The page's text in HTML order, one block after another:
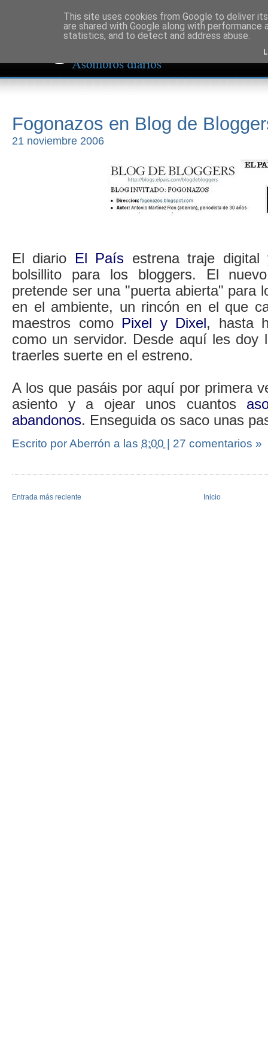
Fogonazos en Blog de
21 noviembre 2006
El diario El País estrena traje
bolsillito para los bloggers. El
pretende ser una "puerta abierta" para
en el ambiente, un rincón en el que
maestros como Pixel y Dixel, hasta
como un servidor. Desde aquí les doy
traerles suerte en el estreno.
A los que pasáis por aquí por primera
asiento y a ojear unos cuantos
abandonos. Enseguida os saco unas
Escrito por Aberrón a las 8:00 | 27 comentarios »
Entrada más reciente Inicio
This site uses cookies from Google to deliver
are shared with Google along with
statistics, and to detect and address abuse.